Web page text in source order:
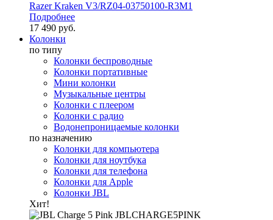
Razer Kraken V3/RZ04-03750100-R3M1
Подробнее
17 490 руб.
Колонки
по типу
Колонки беспроводные
Колонки портативные
Мини колонки
Музыкальные центры
Колонки с плеером
Колонки с радио
Водонепроницаемые колонки
по назначению
Колонки для компьютера
Колонки для ноутбука
Колонки для телефона
Колонки для Apple
Колонки JBL
Хит!